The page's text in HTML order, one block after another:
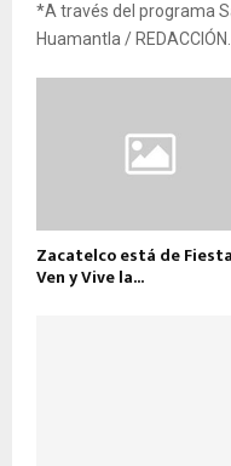
*A través del programa
Huamantla /
Zacatelco está de Fiesta
Ven y Vive la...